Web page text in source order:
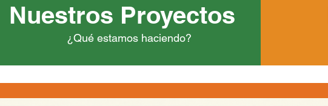
Nuestros Proyectos
¿Qué estamos haciendo?